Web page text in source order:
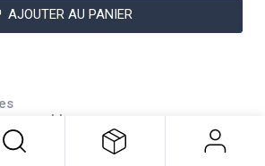
AJOUTER AU PANIER
ouvrables